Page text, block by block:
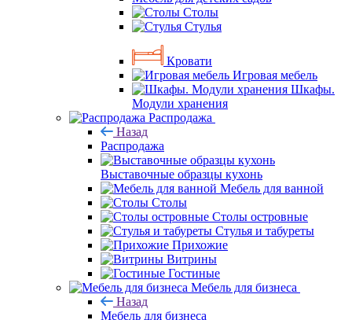
Столы
Стулья
Кровати
Игровая мебель
Шкафы.
Модули хранения
Распродажа
Назад
Распродажа
Выставочные образцы кухонь
Мебель для ванной
Столы
Столы островные
Стулья и табуреты
Прихожие
Витрины
Гостиные
Мебель для бизнеса
Назад
Мебель для бизнеса